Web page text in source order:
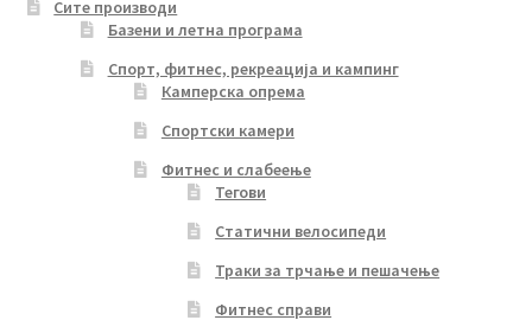
Сите производи
Базени и летна програма
Спорт, фитнес, рекреација и кампинг
Камперска опрема
Спортски камери
Фитнес и слабеење
Тегови
Статични велосипеди
Траки за трчање и пешачење
Фитнес справи